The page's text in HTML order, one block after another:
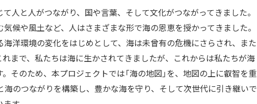
人と人がつながり、国や言葉、そして文化がつながってきました。
候や風土など、人はさまざまな形で海の恩恵を授かってきました。
洋環境の変化をはじめとして、海は未曾有の危機にさらされ、また
まで、私たちは海に生かされてきましたが、これからは私たちが海
そのため、本プロジェクトでは「海の地図」を、地図の上に叡智を重
海のつながりを構築し、豊かな海を守り、そして次世代に引き継いで